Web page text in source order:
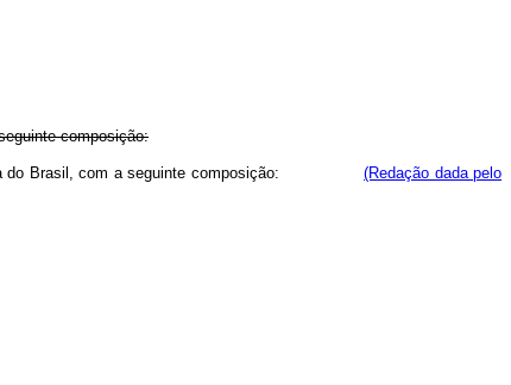
composição:
do Brasil, com a seguinte composição:(Redação dada pelo